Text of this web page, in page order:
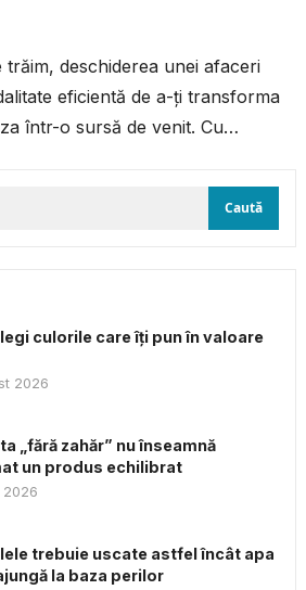
deschiderea unei afaceri
eficientă de a-ți transforma
într-o sursă de venit. Cu
culorile care îți pun în valoare
2026
„fără zahăr” nu înseamnă
un produs echilibrat
2026
trebuie uscate astfel încât apa
la baza perilor